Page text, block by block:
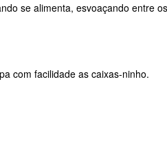
se alimenta, esvoaçando entre
com facilidade as caixas-ninho.